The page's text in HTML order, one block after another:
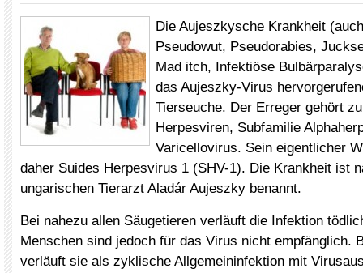
Die Aujeszkysche Krankheit
Pseudowut, Pseudorabies,
Mad itch, Infektiöse
das Aujeszky-Virus
Tierseuche. Der Erreger gehört
Herpesviren, Subfamilie
Varicellovirus. Sein eigentlicher
daher Suides Herpesvirus 1 (SHV-1). Die Krankheit ist
ungarischen Tierarzt Aladár Aujeszky benannt.
Bei nahezu allen Säugetieren verläuft die Infektion
Menschen sind jedoch für das Virus nicht empfänglich.
verläuft sie als zyklische Allgemeininfektion mit